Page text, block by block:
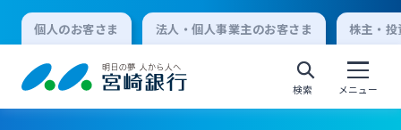
個人のお客さま 法人・個人事業主のお客さま 株主・
検索 メニュー